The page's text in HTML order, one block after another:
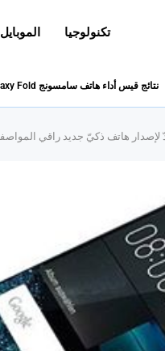
تكنولوجيا الموبايل
نتائج قيس أداء هاتف سامسونج Galaxy Fold لا تثير الإعجاب